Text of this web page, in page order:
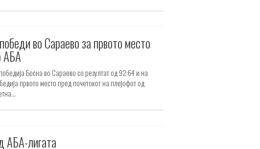
во Сараево за првото место
АБА
Босна во Сараево со резултат од 92:64 и на
првото место пред почетокот на плејофот од
АБА-лигата